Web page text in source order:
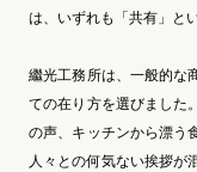
は、いずれも「共有」と
繼光工務所は、一般的な
ての在り方を選びました
の声、キッチンから漂う
人々との何気ない挨拶が